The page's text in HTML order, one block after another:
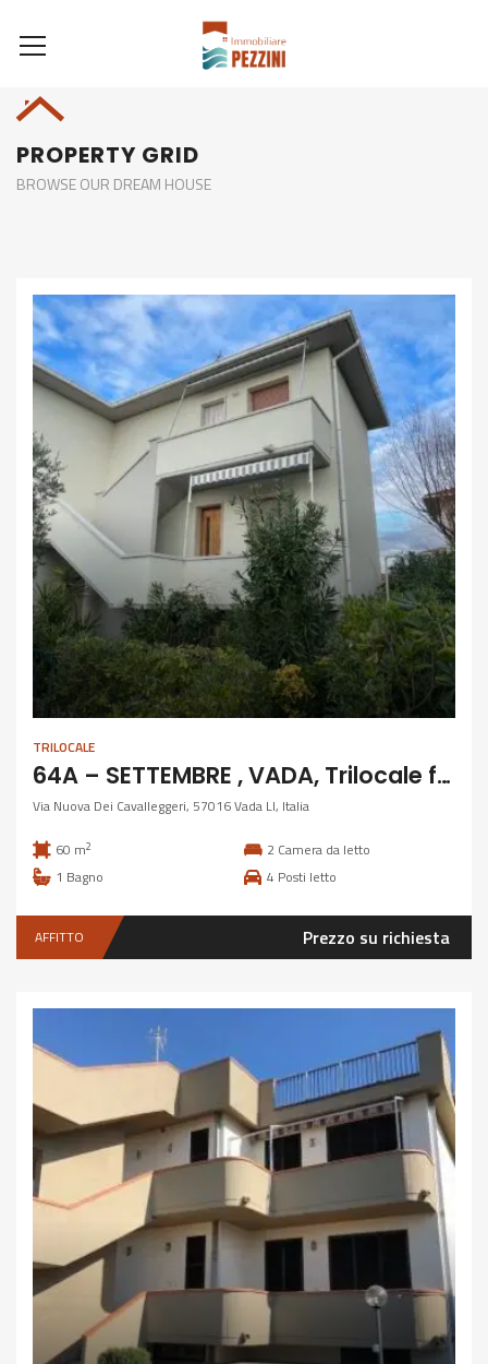
PROPERTY GRID
BROWSE OUR DREAM HOUSE
TRILOCALE
64A – SETTEMBRE , VADA, Trilocale fronte mare
Via Nuova Dei Cavalleggeri, 57016 Vada LI, Italia
60 m2 2 Camera da letto
1 Bagno 4 Posti letto
AFFITTO Prezzo su richiesta